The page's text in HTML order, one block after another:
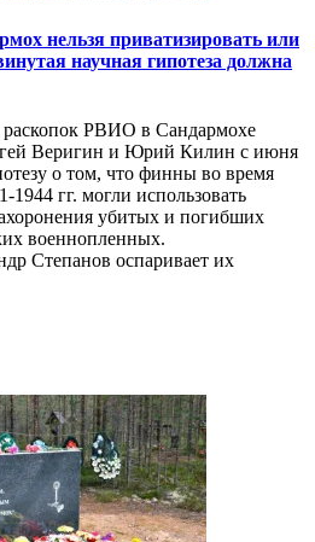
нельзя приватизировать или
научная гипотеза должна
РВИО в Сандармохе
Веригин и Юрий Килин с июня
о том, что финны во время
гг. могли использовать
убитых и погибших
военнопленных.
Степанов оспаривает их